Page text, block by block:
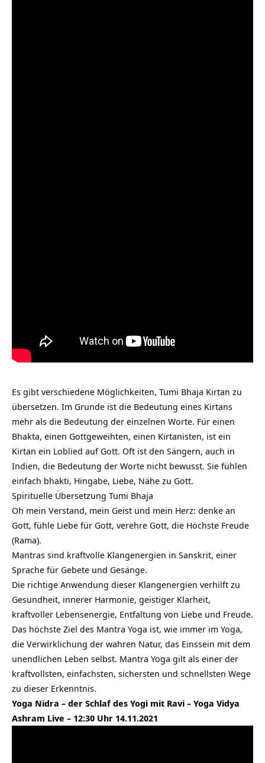
Es gibt verschiedene Möglichkeiten, Tumi Bhaja Kirtan zu
übersetzen. Im Grunde ist die Bedeutung eines Kirtans
mehr als die Bedeutung der einzelnen Worte. Für einen
Bhakta, einen Gottgeweihten, einen Kirtanisten, ist ein
Kirtan ein Loblied auf Gott. Oft ist den Sängern, auch in
Indien, die Bedeutung der Worte nicht bewusst. Sie fühlen
einfach bhakti, Hingabe, Liebe, Nähe zu Gott.
Spirituelle Übersetzung Tumi Bhaja
Oh mein Verstand, mein Geist und mein Herz: denke an
Gott, fühle Liebe für Gott, verehre Gott, die Höchste Freude
(Rama).
Mantras sind kraftvolle Klangenergien in Sanskrit, einer
Sprache für Gebete und Gesänge.
Die richtige Anwendung dieser Klangenergien verhilft zu
Gesundheit, innerer Harmonie, geistiger Klarheit,
kraftvoller Lebensenergie, Entfaltung von Liebe und Freude.
Das höchste Ziel des Mantra Yoga ist, wie immer im Yoga,
die Verwirklichung der wahren Natur, das Einssein mit dem
unendlichen Leben selbst. Mantra Yoga gilt als einer der
kraftvollsten, einfachsten, sichersten und schnellsten Wege
zu dieser Erkenntnis.
Yoga Nidra – der Schlaf des Yogi mit Ravi – Yoga Vidya
Ashram Live – 12:30 Uhr 14.11.2021